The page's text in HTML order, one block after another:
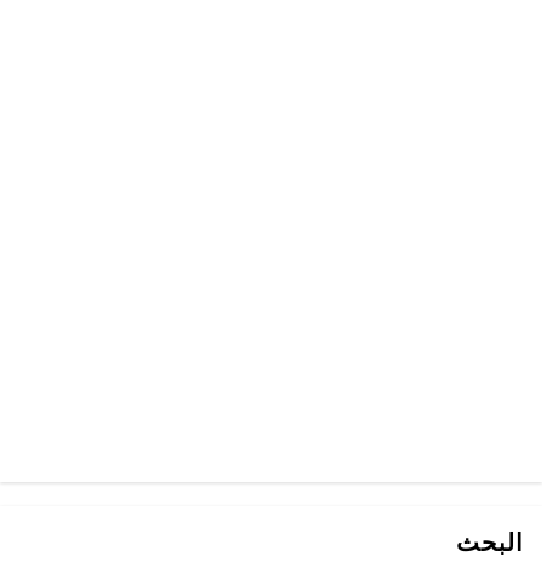
البحث